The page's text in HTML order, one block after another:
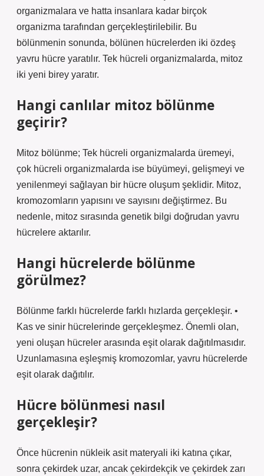
organizmalara ve hatta insanlara kadar birçok
organizma tarafından gerçekleştirilebilir. Bu
bölünmenin sonunda, bölünen hücrelerden iki özdeş
yavru hücre yaratılır. Tek hücreli organizmalarda, mitoz
iki yeni birey yaratır.
Hangi canlılar mitoz bölünme
geçirir?
Mitoz bölünme; Tek hücreli organizmalarda üremeyi,
çok hücreli organizmalarda ise büyümeyi, gelişmeyi ve
yenilenmeyi sağlayan bir hücre oluşum şeklidir. Mitoz,
kromozomların yapısını ve sayısını değiştirmez. Bu
nedenle, mitoz sırasında genetik bilgi doğrudan yavru
hücrelere aktarılır.
Hangi hücrelerde bölünme
görülmez?
Bölünme farklı hücrelerde farklı hızlarda gerçekleşir. •
Kas ve sinir hücrelerinde gerçekleşmez. Önemli olan,
yeni oluşan hücreler arasında eşit olarak dağıtılmasıdır.
Uzunlamasına eşleşmiş kromozomlar, yavru hücrelerde
eşit olarak dağıtılır.
Hücre bölünmesi nasıl
gerçekleşir?
Önce hücrenin nükleik asit materyali iki katına çıkar,
sonra çekirdek uzar, ancak çekirdekçik ve çekirdek zarı